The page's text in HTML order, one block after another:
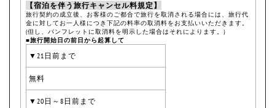
【宿泊を伴う旅行キャンセル料規定】
旅行契約の成立後、お客様のご都合で旅行を取消される場合には、旅行代
金に対してお一人様につき下記の料率の取消料をお支払いいただきます。
(但し、パンフレットに取消料を明示した場合はそれによります。)
■旅行開始日の前日から起算して
▼21日前まで
無料
▼20日～8日前まで